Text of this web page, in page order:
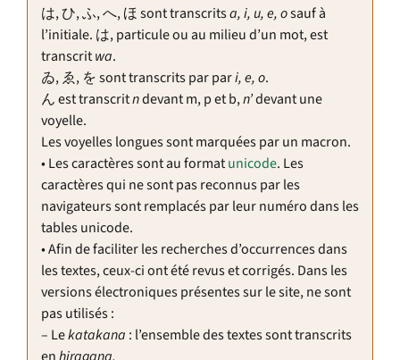
は, ひ, ふ, へ, ほ sont transcritsa, i, u, e, osauf à
l’initiale. は, particule ou au milieu d’un mot, est
transcritwa.
ゐ, ゑ, を sont transcrits par pari, e, o.
ん est transcritndevant m, p et b,n’devant une
voyelle.
Les voyelles longues sont marquées par un macron.
• Les caractères sont au formatunicode. Les
caractères qui ne sont pas reconnus par les
navigateurs sont remplacés par leur numéro dans les
tables unicode.
• Afin de faciliter les recherches d’occurrences dans
les textes, ceux-ci ont été revus et corrigés. Dans les
versions électroniques présentes sur le site, ne sont
pas utilisés :
– Lekatakana : l’ensemble des textes sont transcrits
enhiragana.